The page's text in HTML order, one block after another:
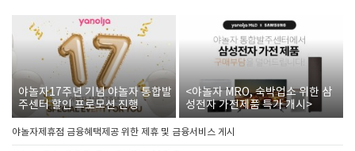
야놀자17주년 기념 야놀자 통합발
주센터 할인 프로모션 진행
<야놀자 MRO, 숙박업소 위한 삼
성전자 가전제품 특가 개시>
야놀자제휴점 금융혜택제공 위한 제휴 및 금융서비스 게시